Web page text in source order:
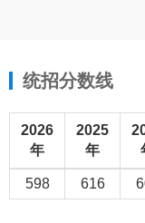
统招分数线
2026
年
2025
年
598 616